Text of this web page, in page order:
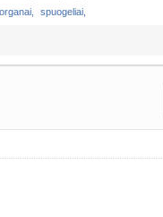
spuogeliai